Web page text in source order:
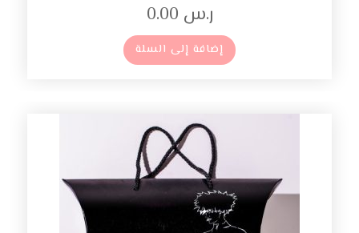
ر.س
إضافة إلى السلة